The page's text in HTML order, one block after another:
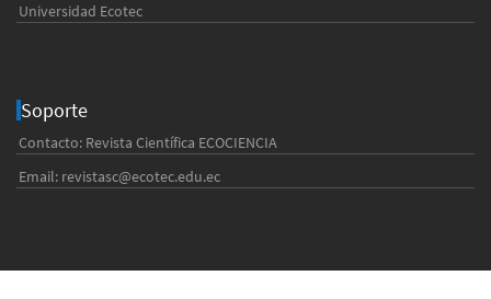
Universidad Ecotec
Soporte
Contacto: Revista Científica ECOCIENCIA
Email: revistasc@ecotec.edu.ec